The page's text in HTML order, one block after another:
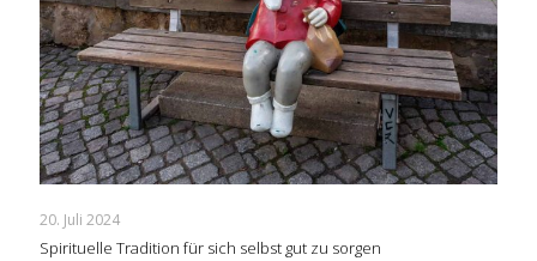
20. Juli 2024
Spirituelle Tradition für sich selbst gut zu sorgen